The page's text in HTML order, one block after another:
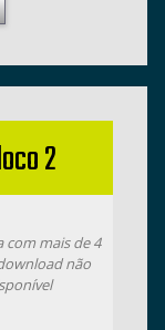
2
com mais de 4
não